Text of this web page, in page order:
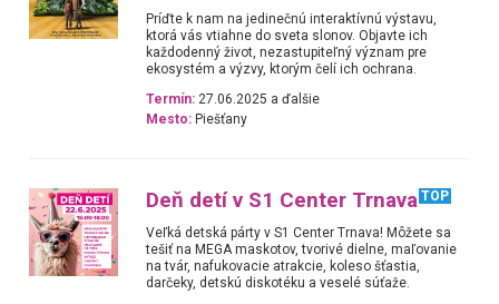
Príďte k nam na jedinečnú interaktívnú výstavu,
ktorá vás vtiahne do sveta slonov. Objavte ich
každodenný život, nezastupiteľný význam pre
ekosystém a výzvy, ktorým čelí ich ochrana.
Termín: 27.06.2025 a ďalšie
Mesto: Piešťany
Deň detí v S1 Center Trnava TOP
Veľká detská párty v S1 Center Trnava! Môžete sa
tešiť na MEGA maskotov, tvorivé dielne, maľovanie
na tvár, nafukovacie atrakcie, koleso šťastia,
darčeky, detskú diskotéku a veselé súťaže.